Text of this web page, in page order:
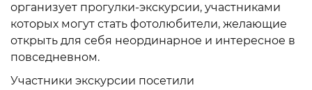
организует прогулки-экскурсии, участниками
которых могут стать фотолюбители, желающие
открыть для себя неординарное и интересное в
повседневном.
Участники экскурсии посетили